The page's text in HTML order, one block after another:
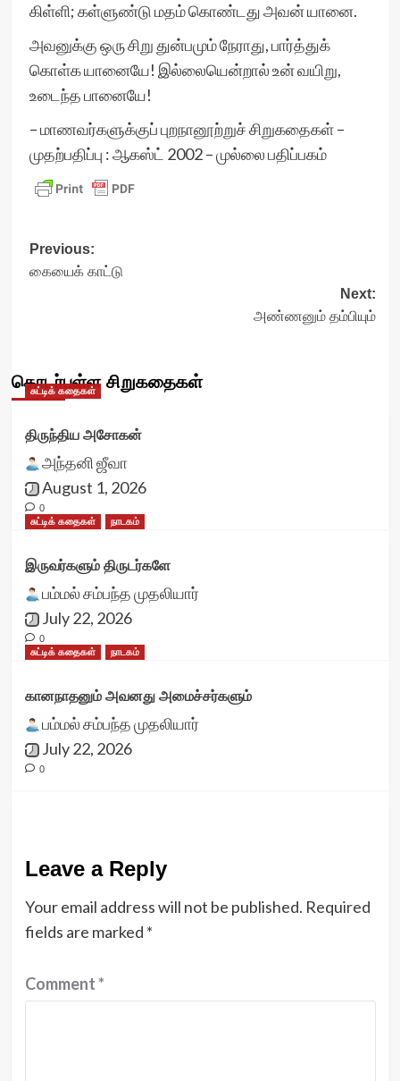
கிள்ளி; கள்ளுண்டு மதம் கொண்டது அவன் யானை.
அவனுக்கு ஒரு சிறு துன்பமும் நேராது, பார்த்துக்
கொள்க யானையே! இல்லையென்றால் உன் வயிறு,
உடைந்த பானையே!
– மாணவர்களுக்குப் புறநானூற்றுச் சிறுகதைகள் –
முதற்பதிப்பு : ஆகஸ்ட் 2002 – முல்லை பதிப்பகம்
Post
navigation
Previous:
கையைக் காட்டு
Next:
அண்ணனும் தம்பியும்
தொடர்புள்ள சிறுகதைகள்
சுட்டிக் கதைகள்
திருந்திய அசோகன்
அந்தனி ஜீவா
August 1, 2026
0
சுட்டிக் கதைகள்
நாடகம்
இருவர்களும் திருடர்களே
பம்மல் சம்பந்த முதலியார்
July 22, 2026
0
சுட்டிக் கதைகள்
நாடகம்
கானநாதனும் அவனது அமைச்சர்களும்
பம்மல் சம்பந்த முதலியார்
July 22, 2026
0
Leave a Reply
Your email address will not be published. Required
fields are marked *
Comment*